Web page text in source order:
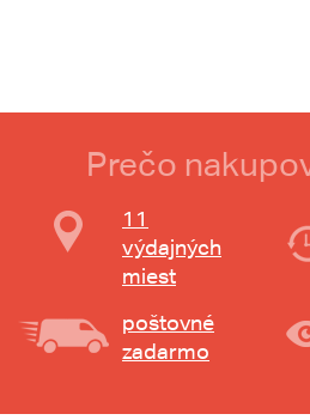
Prečo
11
výdajných
miest
poštovné
zadarmo